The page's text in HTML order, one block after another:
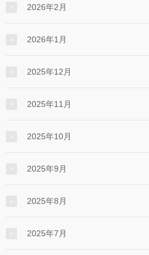
2026年2月
2026年1月
2025年12月
2025年11月
2025年10月
2025年9月
2025年8月
2025年7月